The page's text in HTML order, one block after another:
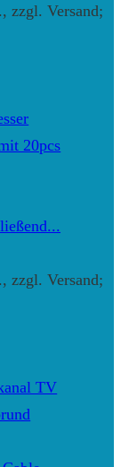
zzgl. Versand;
zzgl. Versand;